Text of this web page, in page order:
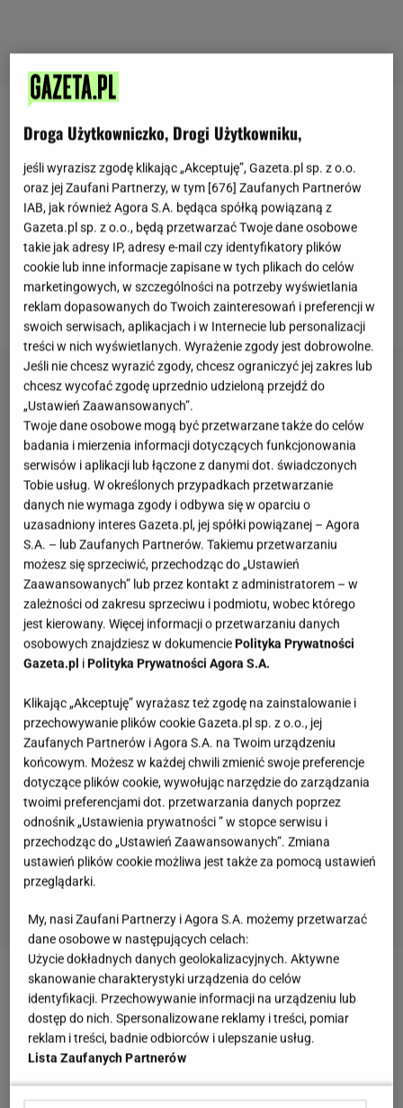
Szarlotkę uwielbiałam od dziecka i doskonale
pamiętam, gdy po raz pierwszy upiekłam to ciasto
jako dorosła osoba. Wróciły wspomnienia z
rodzinnych spotkań imieninowych i świąt, podczas
których jej słodko-kwaśny smak zawsze mi
towarzyszył. Od tamtej pory robiłam szarlotkę już
wielokrotnie i zawsze wracam do niej z
przyjemnością.
Zobacz wideoZobacz też nasz pyszny przepis na
kremowy sernik dyniowy
To ciasto proste i dość szybkie do zrobienia.
Zdecydowanie najbardziej czasochłonne jest
Droga Użytkowniczko, Drogi Użytkowniku,
jeśli wyrazisz zgodę klikając „Akceptuję”, Gazeta.pl sp. z o.o.
oraz jej Zaufani Partnerzy, w tym [676] Zaufanych Partnerów
IAB, jak również Agora S.A. będąca spółką powiązaną z
Gazeta.pl sp. z o.o., będą przetwarzać Twoje dane osobowe
takie jak adresy IP, adresy e-mail czy identyfikatory plików
cookie lub inne informacje zapisane w tych plikach do celów
marketingowych, w szczególności na potrzeby wyświetlania
reklam dopasowanych do Twoich zainteresowań i preferencji w
swoich serwisach, aplikacjach i w Internecie lub personalizacji
treści w nich wyświetlanych. Wyrażenie zgody jest dobrowolne.
Jeśli nie chcesz wyrazić zgody, chcesz ograniczyć jej zakres lub
chcesz wycofać zgodę uprzednio udzieloną przejdź do
„Ustawień Zaawansowanych”.
Twoje dane osobowe mogą być przetwarzane także do celów
badania i mierzenia informacji dotyczących funkcjonowania
serwisów i aplikacji lub łączone z danymi dot. świadczonych
Tobie usług. W określonych przypadkach przetwarzanie
danych nie wymaga zgody i odbywa się w oparciu o
uzasadniony interes Gazeta.pl, jej spółki powiązanej – Agora
S.A. – lub Zaufanych Partnerów. Takiemu przetwarzaniu
możesz się sprzeciwić, przechodząc do „Ustawień
Zaawansowanych” lub przez kontakt z administratorem – w
zależności od zakresu sprzeciwu i podmiotu, wobec którego
jest kierowany. Więcej informacji o przetwarzaniu danych
osobowych znajdziesz w dokumenciePolityka Prywatności
Gazeta.pl iPolityka Prywatności Agora S.A.
Klikając „Akceptuję” wyrażasz też zgodę na zainstalowanie i
przechowywanie plików cookie Gazeta.pl sp. z o.o., jej
Zaufanych Partnerów i Agora S.A. na Twoim urządzeniu
końcowym. Możesz w każdej chwili zmienić swoje preferencje
dotyczące plików cookie, wywołując narzędzie do zarządzania
twoimi preferencjami dot. przetwarzania danych poprzez
odnośnik „Ustawienia prywatności ” w stopce serwisu i
przechodząc do „Ustawień Zaawansowanych”. Zmiana
ustawień plików cookie możliwa jest także za pomocą ustawień
przeglądarki.
My, nasi Zaufani Partnerzy i Agora S.A. możemy przetwarzać
dane osobowe w następujących celach:
Użycie dokładnych danych geolokalizacyjnych. Aktywne
skanowanie charakterystyki urządzenia do celów
identyfikacji. Przechowywanie informacji na urządzeniu lub
dostęp do nich. Spersonalizowane reklamy i treści, pomiar
reklam i treści, badnie odbiorców i ulepszanie usług.
Lista Zaufanych Partnerów